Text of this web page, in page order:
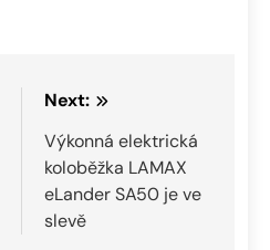
Next:
Výkonná elektrická
koloběžka LAMAX
eLander SA50 je ve
slevě